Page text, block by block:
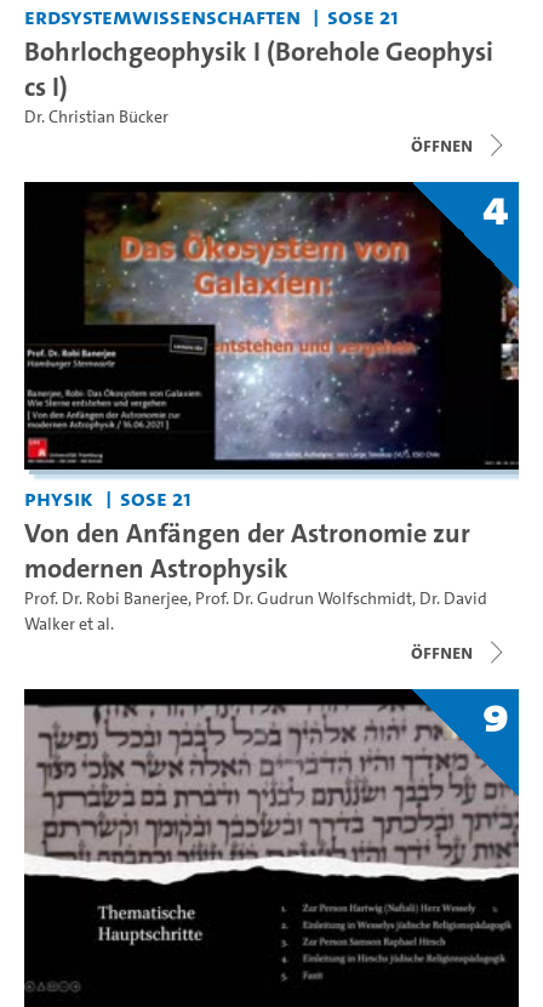
Erdsystemwissenschaften SoSe 21
Bohrlochgeophysik I (Borehole Geophysi
cs I)
Dr. Christian Bücker
Öffnen
4
Physik SoSe 21
Von den Anfängen der Astronomie zur
modernen Astrophysik
Prof. Dr. Robi Banerjee, Prof. Dr. Gudrun Wolfschmidt, Dr. David
Walkeret al.
Öffnen
9